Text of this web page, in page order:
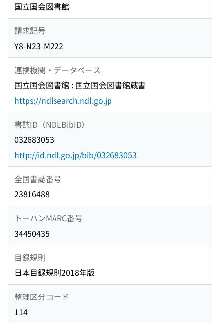
国立国会図書館
請求記号
Y8-N23-M222
連携機関・データベース
国立国会図書館 : 国立国会図書館蔵書
https://ndlsearch.ndl.go.jp
書誌ID（NDLBibID）
032683053
http://id.ndl.go.jp/bib/032683053
全国書誌番号
23816488
トーハンMARC番号
34450435
目録規則
日本目録規則2018年版
整理区分コード
114